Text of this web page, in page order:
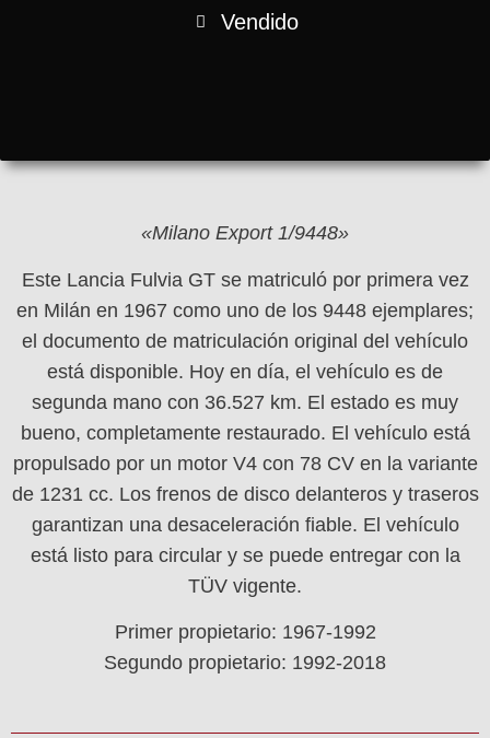
Vendido
«Milano Export 1/9448»
Este Lancia Fulvia GT se matriculó por primera vez
en Milán en 1967 como uno de los 9448 ejemplares;
el documento de matriculación original del vehículo
está disponible. Hoy en día, el vehículo es de
segunda mano con 36.527 km. El estado es muy
bueno, completamente restaurado. El vehículo está
propulsado por un motor V4 con 78 CV en la variante
de 1231 cc. Los frenos de disco delanteros y traseros
garantizan una desaceleración fiable. El vehículo
está listo para circular y se puede entregar con la
TÜV vigente.
Primer propietario: 1967-1992
Segundo propietario: 1992-2018